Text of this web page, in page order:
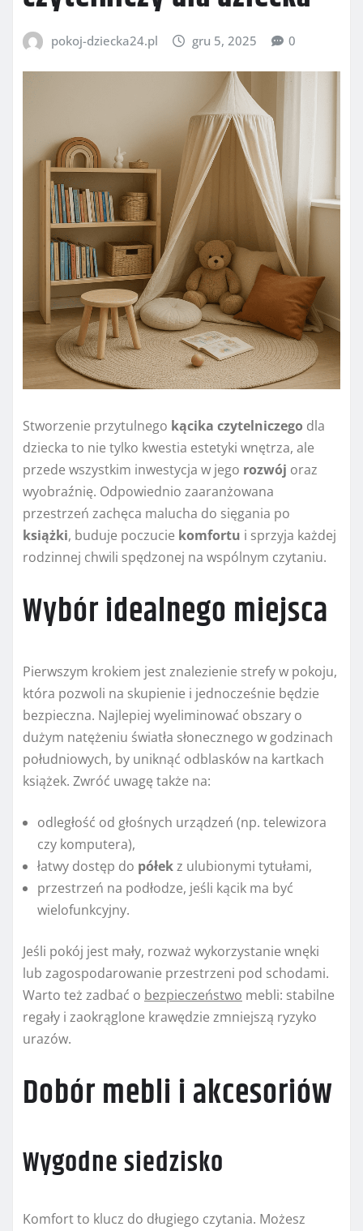
pokoj-dziecka24.pl gru 5, 2025 0
Stworzenie przytulnego kącika czytelniczego dla
dziecka to nie tylko kwestia estetyki wnętrza, ale
przede wszystkim inwestycja w jego rozwój oraz
wyobraźnię. Odpowiednio zaaranżowana
przestrzeń zachęca malucha do sięgania po
książki, buduje poczucie komfortu i sprzyja każdej
rodzinnej chwili spędzonej na wspólnym czytaniu.
Wybór idealnego miejsca
Pierwszym krokiem jest znalezienie strefy w pokoju,
która pozwoli na skupienie i jednocześnie będzie
bezpieczna. Najlepiej wyeliminować obszary o
dużym natężeniu światła słonecznego w godzinach
południowych, by uniknąć odblasków na kartkach
książek. Zwróć uwagę także na:
odległość od głośnych urządzeń (np. telewizora
czy komputera),
łatwy dostęp do półekz ulubionymi tytułami,
przestrzeń na podłodze, jeśli kącik ma być
wielofunkcyjny.
Jeśli pokój jest mały, rozważ wykorzystanie wnęki
lub zagospodarowanie przestrzeni pod schodami.
Warto też zadbać o bezpieczeństwo mebli: stabilne
regały i zaokrąglone krawędzie zmniejszą ryzyko
urazów.
Dobór mebli i akcesoriów
Wygodne siedzisko
Komfort to klucz do długiego czytania. Możesz